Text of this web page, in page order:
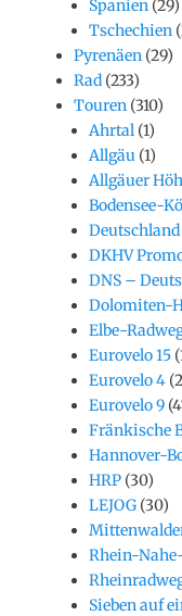
Spanien (29)
Tschechien
Pyrenäen (29)
Rad (233)
Touren (310)
Ahrtal (1)
Allgäu (1)
Allgäuer
Bodensee-
Deutschland
DKHV
DNS –
Dolomiten-
Elbe-
Eurovelo 15
Eurovelo 4
Eurovelo 9
Fränkische
Hannover-
HRP (30)
LEJOG (30)
Rhein-
Sieben auf